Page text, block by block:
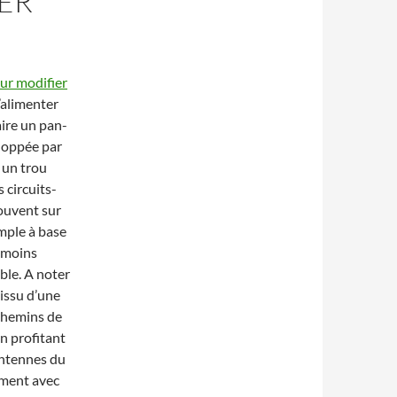
modifier
un pan-
par
un trou
circuits-
sur
à base
A noter
d’une
de
profitant
du
avec